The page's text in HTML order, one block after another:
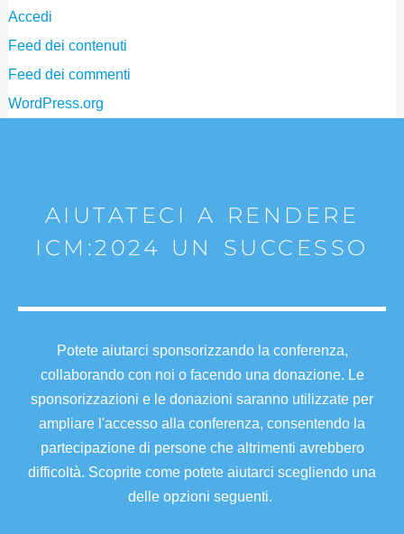
Accedi
Feed dei contenuti
Feed dei commenti
WordPress.org
AIUTATECI A RENDERE
ICM:2024 UN SUCCESSO
Potete aiutarci sponsorizzando la conferenza,
collaborando con noi o facendo una donazione. Le
sponsorizzazioni e le donazioni saranno utilizzate per
ampliare l'accesso alla conferenza, consentendo la
partecipazione di persone che altrimenti avrebbero
difficoltà. Scoprite come potete aiutarci scegliendo una
delle opzioni seguenti.